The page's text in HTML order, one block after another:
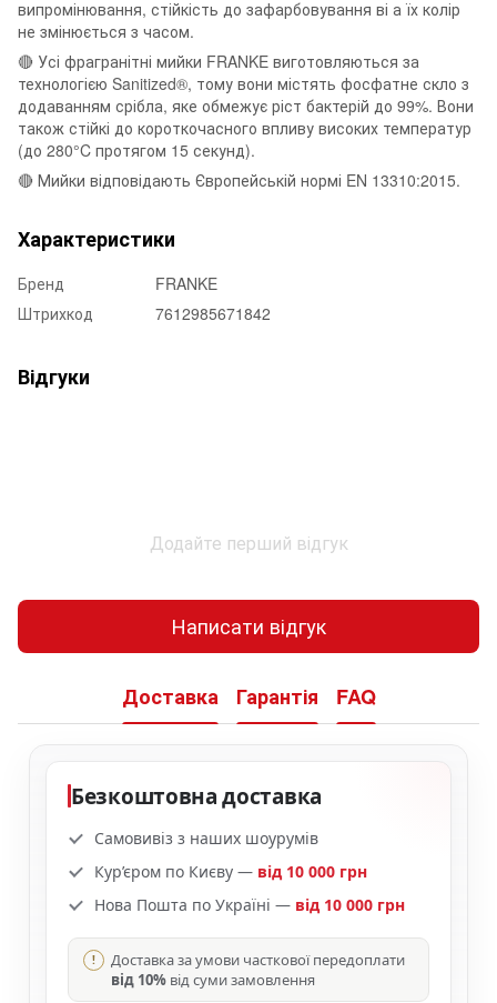
випромінювання, стійкість до зафарбовування ві а їх колір
не змінюється з часом.
🔴 Усі фрагранітні мийки FRANKE виготовляються за
технологією Sanitized®, тому вони містять фосфатне скло з
додаванням срібла, яке обмежує ріст бактерій до 99%. Вони
також стійкі до короткочасного впливу високих температур
(до 280°C протягом 15 секунд).
🔴 Мийки відповідають Європейській нормі EN 13310:2015.
Характеристики
Бренд
FRANKE
Штрихкод
7612985671842
Відгуки
Додайте перший відгук
Написати відгук
Доставка Гарантія FAQ
Безкоштовна доставка
Самовивіз з наших шоурумів
Кур’єром по Києву — від 10 000 грн
Нова Пошта по Україні — від 10 000 грн
Доставка за умови часткової передоплати
від 10% від суми замовлення